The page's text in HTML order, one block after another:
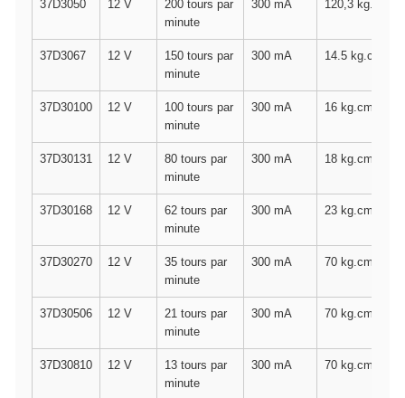
37D3050 12 V
200 tours par
minute
300 mA 120,3 kg.cm
37D3067 12 V
150 tours par
minute
300 mA 14.5 kg.cm
37D30100 12 V
100 tours par
minute
300 mA 16 kg.cm
37D30131 12 V
80 tours par
minute
300 mA 18 kg.cm
37D30168 12 V
62 tours par
minute
300 mA 23 kg.cm
37D30270 12 V
35 tours par
minute
300 mA 70 kg.cm
37D30506 12 V
21 tours par
minute
300 mA 70 kg.cm
37D30810 12 V
13 tours par
minute
300 mA 70 kg.cm